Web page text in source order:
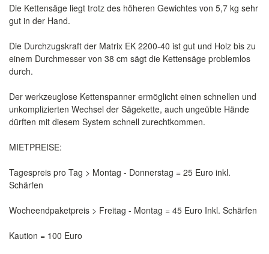
Die Kettensäge liegt trotz des höheren Gewichtes von 5,7 kg sehr
gut in der Hand.
Die Durchzugskraft der Matrix EK 2200-40 ist gut und Holz bis zu
einem Durchmesser von 38 cm sägt die Kettensäge problemlos
durch.
Der werkzeuglose Kettenspanner ermöglicht einen schnellen und
unkomplizierten Wechsel der Sägekette, auch ungeübte Hände
dürften mit diesem System schnell zurechtkommen.
MIETPREISE:
Tagespreis pro Tag > Montag - Donnerstag = 25 Euro inkl.
Schärfen
Wocheendpaketpreis > Freitag - Montag = 45 Euro Inkl. Schärfen
Kaution = 100 Euro